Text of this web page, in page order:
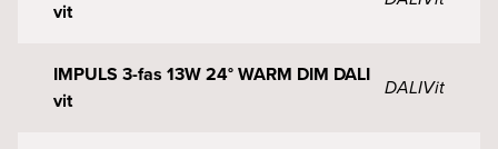
vit
IMPULS 3-fas 13W 24° WARM DIM DALI
vit
DALIVit